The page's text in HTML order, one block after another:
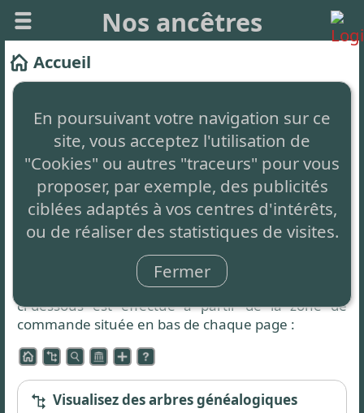
Nos ancêtres
En poursuivant votre navigation sur ce
site, vous acceptez l'utilisation de
"Cookies" ou autres "traceurs" pour vous
proposer, par exemple, des publicités
ciblées adaptés à vos centres d'intérêts,
ou de réaliser des statistiques de visites.
Fermer
Accueil
Ce site vous permet de créer facilement votre
arbre généalogique et de le partager.
totalement gratuit, sans aucune restriction,
simplement auto-financé par de la publicité non
intrusive en bas de page.
Le concept innovant: C'est 1 seul arbre partagé
par tous et à compléter par chacun.
Zone de commande
L'accès aux différentes fonctionnalités présentées
ci-dessous est effectué à partir de la zone de
commande située en bas de chaque page :
Visualisez des arbres généalogiques